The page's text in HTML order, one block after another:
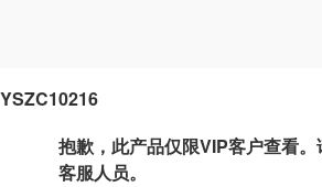
YSZC10216
抱歉，此产品仅限VIP客户查看
客服人员。